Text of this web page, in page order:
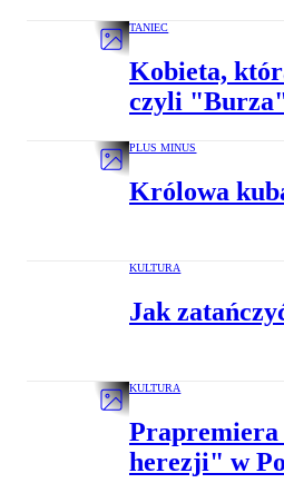
TANIEC
Kobieta,
czyli
PLUS MINUS
Królowa
KULTURA
Jak
KULTURA
herezji" w